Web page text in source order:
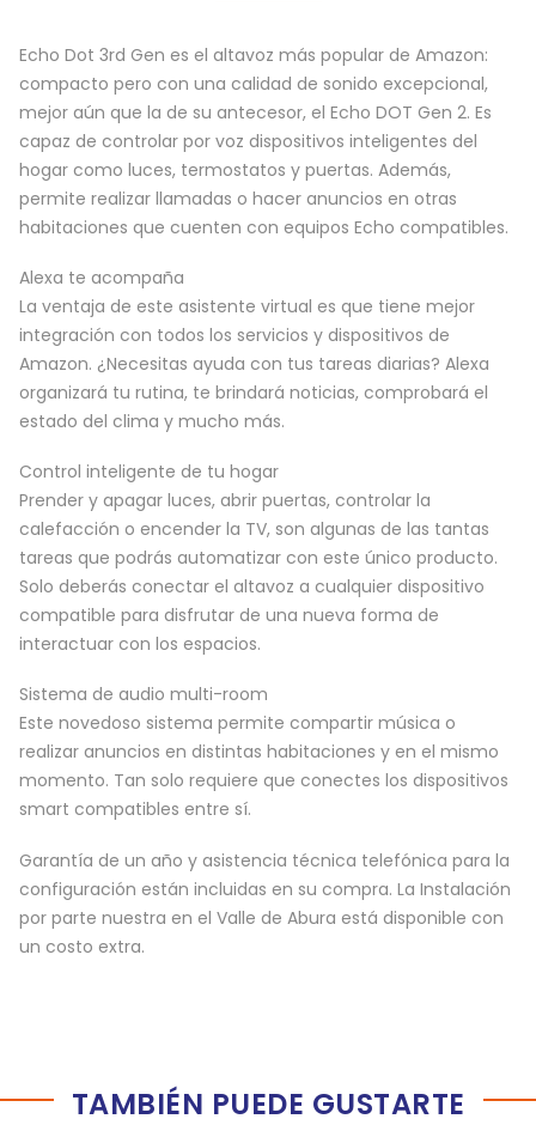
Echo Dot 3rd Gen es el altavoz más popular de Amazon:
compacto pero con una calidad de sonido excepcional,
mejor aún que la de su antecesor, el Echo DOT Gen 2. Es
capaz de controlar por voz dispositivos inteligentes del
hogar como luces, termostatos y puertas. Además,
permite realizar llamadas o hacer anuncios en otras
habitaciones que cuenten con equipos Echo compatibles.
Alexa te acompaña
La ventaja de este asistente virtual es que tiene mejor
integración con todos los servicios y dispositivos de
Amazon. ¿Necesitas ayuda con tus tareas diarias? Alexa
organizará tu rutina, te brindará noticias, comprobará el
estado del clima y mucho más.
Control inteligente de tu hogar
Prender y apagar luces, abrir puertas, controlar la
calefacción o encender la TV, son algunas de las tantas
tareas que podrás automatizar con este único producto.
Solo deberás conectar el altavoz a cualquier dispositivo
compatible para disfrutar de una nueva forma de
interactuar con los espacios.
Sistema de audio multi-room
Este novedoso sistema permite compartir música o
realizar anuncios en distintas habitaciones y en el mismo
momento. Tan solo requiere que conectes los dispositivos
smart compatibles entre sí.
Garantía de un año y asistencia técnica telefónica para la
configuración están incluidas en su compra. La Instalación
por parte nuestra en el Valle de Abura está disponible con
un costo extra.
TAMBIÉN PUEDE GUSTARTE